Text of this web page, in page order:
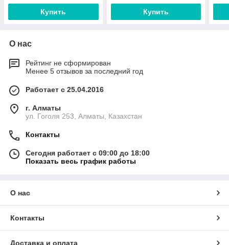
Купить Купить
О нас
Рейтинг не сформирован
Менее 5 отзывов за последний год
Работает с 25.04.2016
г. Алматы
ул. Гоголя 253, Алматы, Казахстан
Контакты
Сегодня работает с 09:00 до 18:00
Показать весь график работы
О нас
Контакты
Доставка и оплата